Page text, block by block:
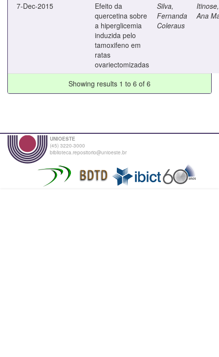
7-Dec-2015
Efeito da
quercetina sobre
a hiperglicemia
induzida pelo
tamoxifeno em
ratas
ovariectomizadas
Silva,
Fernanda
Coleraus
Itinose,
Ana
Showing results 1 to 6 of 6
UNIOESTE
(45) 3220-3000
biblioteca.repositorio@unioeste.br